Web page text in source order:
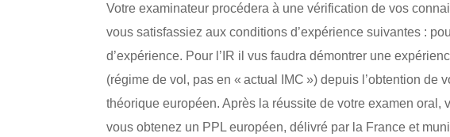
Votre examinateur procédera à une vérification de vos
vous satisfassiez aux conditions d’expérience suivantes :
d’expérience. Pour l’IR il vus faudra démontrer une
(régime de vol, pas en « actual IMC ») depuis l’obtention de
théorique européen. Après la réussite de votre examen
vous obtenez un PPL européen, délivré par la France et